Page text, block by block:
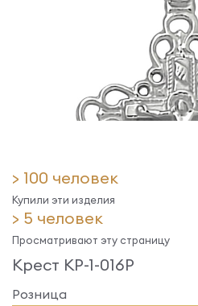
> 100 человек
Купили эти изделия
> 5 человек
Просматривают эту страницу
Крест КР-1-016Р
Розница